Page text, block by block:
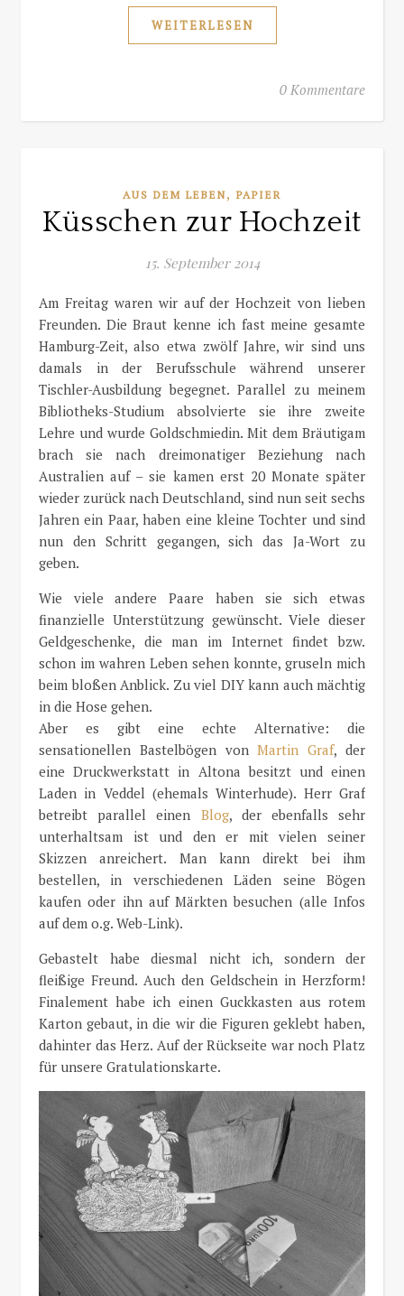
WEITERLESEN
0 Kommentare
AUS DEM LEBEN, PAPIER
Küsschen zur Hochzeit
15. September 2014
Am Freitag waren wir auf der Hochzeit von lieben
Freunden. Die Braut kenne ich fast meine gesamte
Hamburg-Zeit, also etwa zwölf Jahre, wir sind uns
damals in der Berufsschule während unserer
Tischler-Ausbildung begegnet. Parallel zu meinem
Bibliotheks-Studium absolvierte sie ihre zweite
Lehre und wurde Goldschmiedin. Mit dem Bräutigam
brach sie nach dreimonatiger Beziehung nach
Australien auf – sie kamen erst 20 Monate später
wieder zurück nach Deutschland, sind nun seit sechs
Jahren ein Paar, haben eine kleine Tochter und sind
nun den Schritt gegangen, sich das Ja-Wort zu
geben.
Wie viele andere Paare haben sie sich etwas
finanzielle Unterstützung gewünscht. Viele dieser
Geldgeschenke, die man im Internet findet bzw.
schon im wahren Leben sehen konnte, gruseln mich
beim bloßen Anblick. Zu viel DIY kann auch mächtig
in die Hose gehen.
Aber es gibt eine echte Alternative: die
sensationellen Bastelbögen vonMartin Graf, der
eine Druckwerkstatt in Altona besitzt und einen
Laden in Veddel (ehemals Winterhude). Herr Graf
betreibt parallel einen Blog, der ebenfalls sehr
unterhaltsam ist und den er mit vielen seiner
Skizzen anreichert. Man kann direkt bei ihm
bestellen, in verschiedenen Läden seine Bögen
kaufen oder ihn auf Märkten besuchen (alle Infos
auf dem o.g. Web-Link).
Gebastelt habe diesmal nicht ich, sondern der
fleißige Freund. Auch den Geldschein in Herzform!
Finalement habe ich einen Guckkasten aus rotem
Karton gebaut, in die wir die Figuren geklebt haben,
dahinter das Herz. Auf der Rückseite war noch Platz
für unsere Gratulationskarte.